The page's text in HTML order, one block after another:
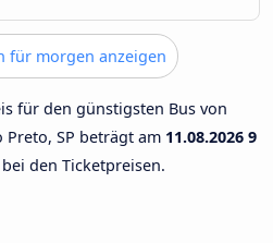
für morgen anzeigen
für den günstigsten Bus von
Preto, SP beträgt am 11.08.2026 9
den Ticketpreisen.